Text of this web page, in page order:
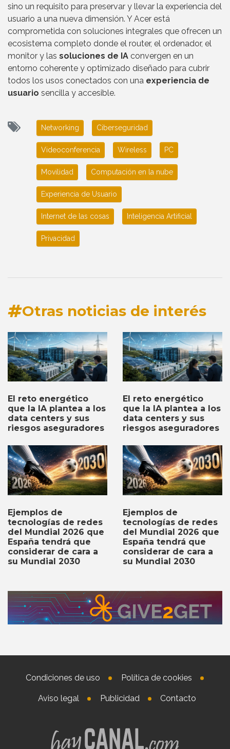
sino un requisito para preservar y llevar la experiencia del
usuario a una nueva dimensión. Y Acer está
comprometida con soluciones integrales que ofrecen un
ecosistema completo donde el router, el ordenador, el
monitor y las soluciones de IA convergen en un
entorno coherente y optimizado diseñado para cubrir
todos los usos conectados con una experiencia de
usuario sencilla y accesible.
Networking Ciberseguridad
Videoconferencia Wireless PC
Movilidad Computación en la nube
Experiencia de Usuario
Internet de las cosas Inteligencia Artificial
Privacidad
Otras noticias de interés
El reto energético
que la IA plantea a los
data centers y sus
riesgos aseguradores
El reto energético
que la IA plantea a los
data centers y sus
riesgos aseguradores
Ejemplos de
tecnologías de redes
del Mundial 2026 que
España tendrá que
considerar de cara a
su Mundial 2030
Ejemplos de
tecnologías de redes
del Mundial 2026 que
España tendrá que
considerar de cara a
su Mundial 2030
Condiciones de uso Política de cookies
Aviso legal Publicidad Contacto